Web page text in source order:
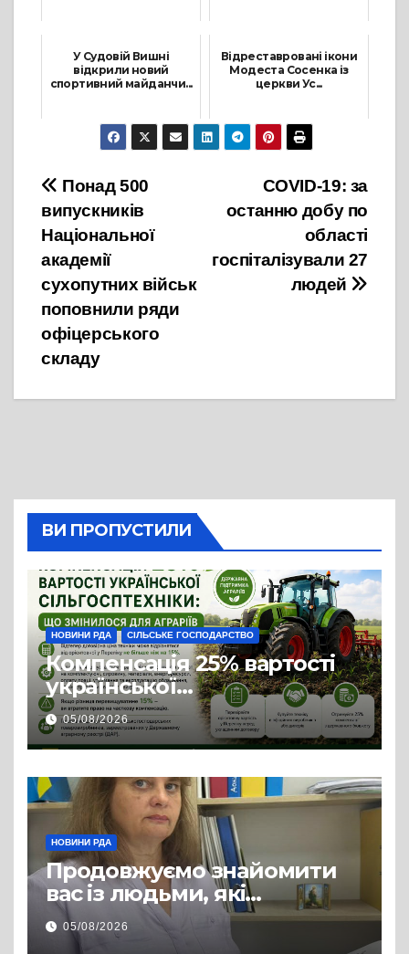
У Судовій Вишні
відкрили новий
спортивний майданчи...
30 Жовтня, 2021
Відреставровані ікони
Модеста Сосенка із
церкви Ус...
23 Липня, 2021
Навігація
записів
COVID-19: за
останню добу по
області
госпіталізували 27
людей
Понад 500
випускників
Національної
академії
сухопутних військ
поповнили ряди
офіцерського
складу
ВИ ПРОПУСТИЛИ
НОВИНИ РДА СІЛЬСЬКЕ ГОСПОДАРСТВО
Компенсація 25% вартості
української
сільгосптехніки: що
змінилося для аграріїв
05/08/2026
НОВИНИ РДА
Продовжуємо знайомити
вас із людьми, які
допомагають нашим
захисникам і захисницям
05/08/2026